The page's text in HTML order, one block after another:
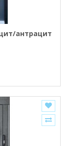
антрацит